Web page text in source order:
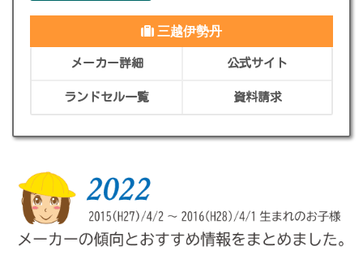
三越伊勢丹
メーカー詳細 公式サイト
ランドセル一覧 資料請求